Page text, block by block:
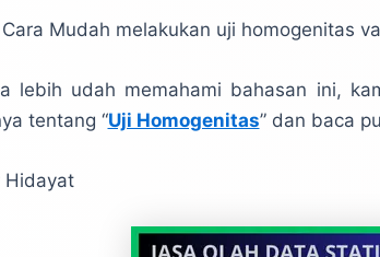
Mudah melakukan uji homogenitas
lebih udah memahami bahasan ini,
tentang “Uji Homogenitas” dan baca
Hidayat